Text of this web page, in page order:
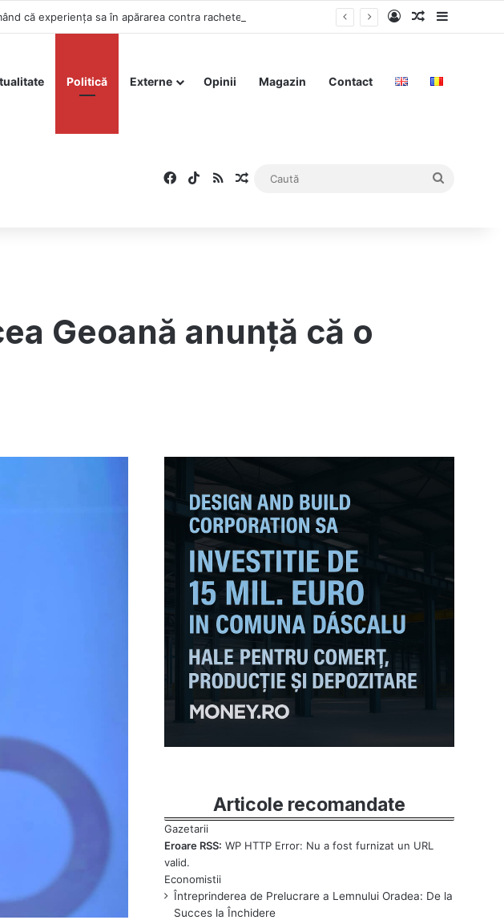
Log InArticolSidebar
Politică Externe Opinii Magazin Contact
Facebook
TikTok
RSSArticol aleatoriu
Geoană anunță că o
Articole recomandate
Eroare RSS: WP HTTP Error: Nu a fost furnizat un URL
valid.
Întreprinderea de Prelucrare a Lemnului Oradea: De la
Succes la Închidere